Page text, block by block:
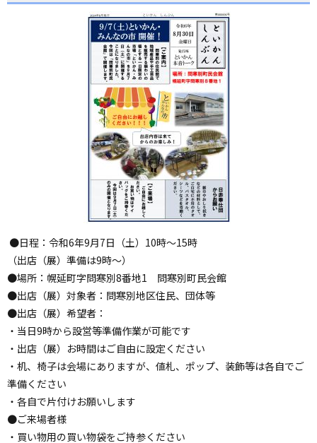
●日程：令和6年9月7日（土）10時～15時
（出店（展）準備は9時～）
●場所：幌延町字問寒別8番地1 問寒別町民会館
●出店（展）対象者：問寒別地区住民、団体等
●出店（展）希望者：
・当日9時から設営等準備作業が可能です
・出店（展）お時間はご自由に設定ください
・机、椅子は会場にありますが、値札、ポップ、装飾等は各自でご
準備ください
・各自で片付けお願いします
●ご来場者様
・買い物用の買い物袋をご持参ください